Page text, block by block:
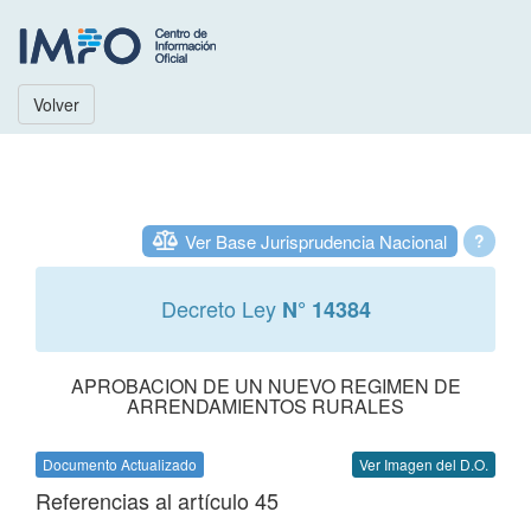
Volver
?
Ver Base Jurisprudencia Nacional
Decreto Ley N° 14384
APROBACION DE UN NUEVO REGIMEN DE
ARRENDAMIENTOS RURALES
Documento Actualizado Ver Imagen del D.O.
Referencias al artículo 45